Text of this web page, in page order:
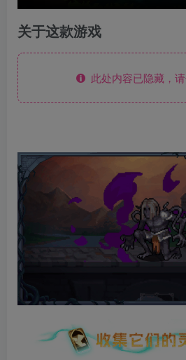
关于这款游戏
此处内容已隐藏，